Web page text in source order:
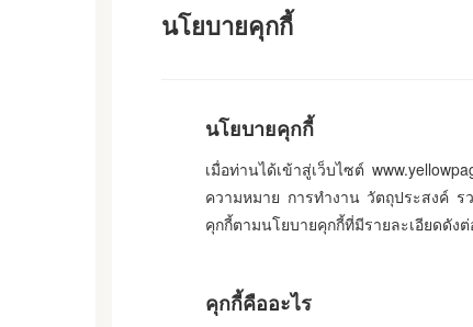
นโยบายคุกกี้
นโยบายคุกกี้
เมื่อท่านได้เข้าสู่เว็บไซต์
ความหมาย การทำงาน วัตถุประสงค์ ร
คุกกี้ตามนโยบายคุกกี้ที่มีรายละเอียดดัง
คุกกี้คืออะไร